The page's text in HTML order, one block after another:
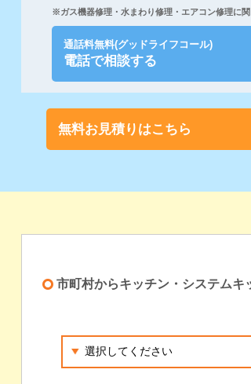
※ガス機器修理・水まわり修理・エアコン修理に
通話料無料(グッドライフコール)
電話で相談する
無料お見積りはこちら
市町村からキッチン・システム